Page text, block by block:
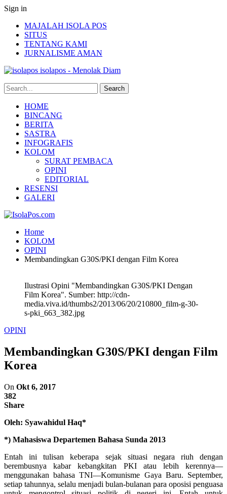
Sign in
MAJALAH ISOLA POS
SITUS
TENTANG KAMI
JURNALISME AMAN
isolapos - Menolak Diam
HOME
BINCANG
BERITA
SASTRA
INFOGRAFIS
KOLOM
SURAT PEMBACA
OPINI
EDITORIAL
RESENSI
GALERI
Home
KOLOM
OPINI
Membandingkan G30S/PKI dengan Film Korea
Ilustrasi Opini "Membandingkan G30S/PKI Dengan
Film Korea". Sumber: http://cdn-
media.viva.id/thumbs2/2013/06/20/210800_film-g-30-
s-pki_663_382.jpg
OPINI
Membandingkan G30S/PKI dengan Film
Korea
On Okt 6, 2017
382
Share
Oleh: Syawahidul Haq*
*) Mahasiswa Departemen Bahasa Sunda 2013
Entah ini tulisan keberapa sejak situasi negara riuh dengan
berembusnya kabar kebangkitan PKI atau lebih kerennya—
menggunakan bahasa TNI—Komunisme Gaya Baru. September,
setiap tahunnya, selalu menjadi bulan-bulanan para oposisi penguasa